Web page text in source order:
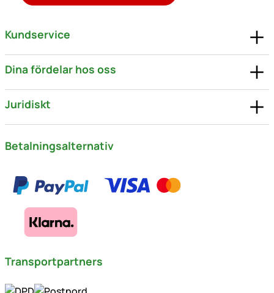
Kundservice
Dina fördelar hos oss
Juridiskt
Betalningsalternativ
Transportpartners